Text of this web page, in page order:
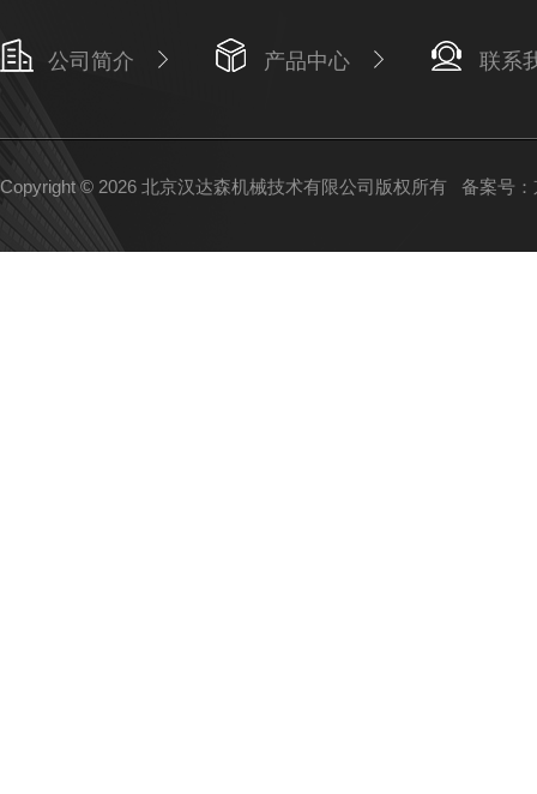
公司简介 产品中心 联系
Copyright © 2026 北京汉达森机械技术有限公司版权所有 备案号：